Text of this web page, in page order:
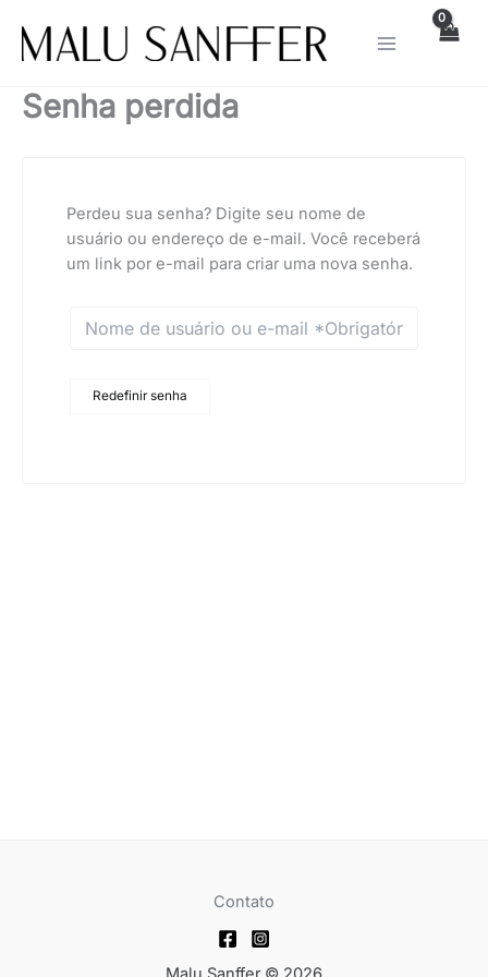
para
Senha perdida
Perdeu sua senha? Digite seu nome de
usuário ou endereço de e-mail. Você receberá
um link por e-mail para criar uma nova senha.
Redefinir senha
Contato